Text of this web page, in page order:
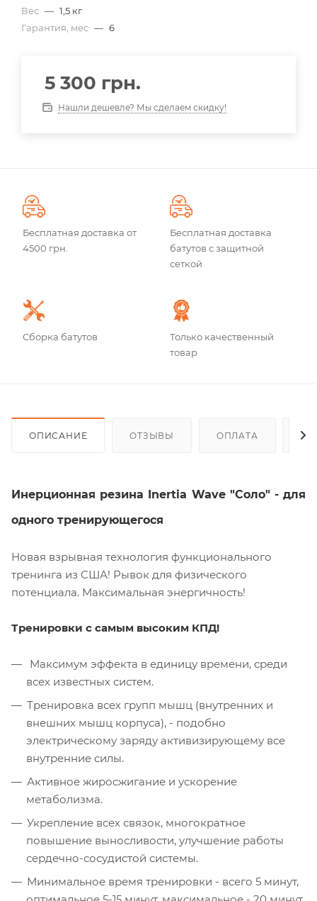
Вес — 1,5 кг
Гарантия, мес — 6
5 300 грн.
Нашли дешевле? Мы сделаем скидку!
Бесплатная доставка от
4500 грн.
Бесплатная доставка
батутов с защитной
сеткой
Сборка батутов
Только качественный
товар
ОПИСАНИЕ ОТЗЫВЫ ОПЛАТА
Инерционная резина Inertia Wave "Соло" - для
одного тренирующегося
Новая взрывная технология функционального
тренинга из США! Рывок для физического
потенциала. Максимальная энергичность!
Тренировки с самым высоким КПД!
Максимум эффекта в единицу времени, среди
всех известных систем.
Тренировка всех групп мышц (внутренних и
внешних мышц корпуса), - подобно
электрическому заряду активизирующему все
внутренние силы.
Активное жиросжигание и ускорение
метаболизма.
Укрепление всех связок, многократное
повышение выносливости, улучшение работы
сердечно-сосудистой системы.
Минимальное время тренировки - всего 5 минут,